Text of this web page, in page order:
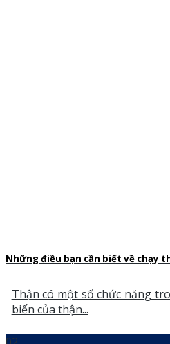
Những điều bạn cần biết về chạy
Thận có một số chức năng
biến của thận...